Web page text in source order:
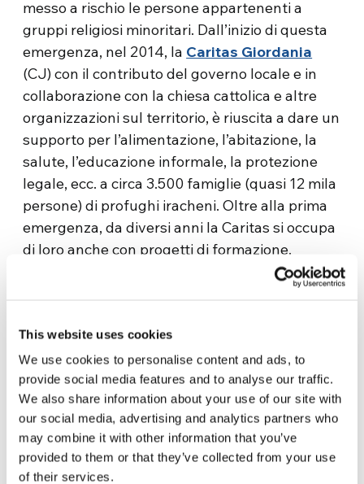
This website uses cookies
We use cookies to personalise content and ads, to
provide social media features and to analyse our traffic.
We also share information about your use of our site with
our social media, advertising and analytics partners who
may combine it with other information that you’ve
provided to them or that they’ve collected from your use
of their services.
messo a rischio le persone appartenenti a
gruppi religiosi minoritari. Dall’inizio di questa
emergenza, nel 2014, la Caritas Giordania
(CJ) con il contributo del governo locale e in
collaborazione con la chiesa cattolica e altre
organizzazioni sul territorio, è riuscita a dare un
supporto per l’alimentazione, l’abitazione, la
salute, l’educazione informale, la protezione
legale, ecc. a circa 3.500 famiglie (quasi 12 mila
persone) di profughi iracheni. Oltre alla prima
emergenza, da diversi anni la Caritas si occupa
di loro anche con progetti di formazione.
Recentemente la Caritas Giordania ha avuto in
pozzo per l’irrigazione, con accanto una
struttura con ampi spazi a disposizione. È qui
che si concentreranno ora le attività di
formazione, precedentemente svolte nelle
città diAmman, Zarqa, Balqa e Madaba.
Sul terreno sono stati installati alcuni
container destinati a vari microprogetti, fra cui